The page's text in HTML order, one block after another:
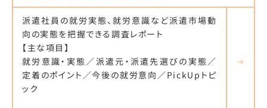
派遣社員の就労実態、就労意識など派遣市場動
向の実態を把握できる調査レポート
【主な項目】
就労意識・実態／派遣元・派遣先選びの実態／
定着のポイント／今後の就労意向／PickUpトピ
ック